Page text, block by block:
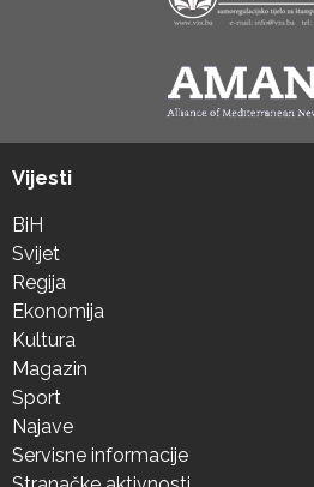
Vijesti
BiH
Svijet
Regija
Ekonomija
Kultura
Magazin
Sport
Najave
Servisne informacije